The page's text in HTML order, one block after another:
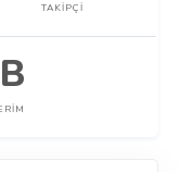
TAKIPÇI